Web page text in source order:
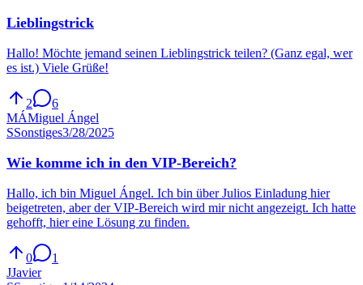
Lieblingstrick
Hallo! Möchte jemand seinen Lieblingstrick teilen? (Ganz egal, wer
es ist.) Viele Grüße!
2
6
MÁMiguel Ángel
SSonstiges3/28/2025
Wie komme ich in den VIP-Bereich?
Hallo, ich bin Miguel Ángel. Ich bin über Julios Einladung hier
beigetreten, aber der VIP-Bereich wird mir nicht angezeigt. Ich hatte
gehofft, hier eine Lösung zu finden.
0
1
JJavier